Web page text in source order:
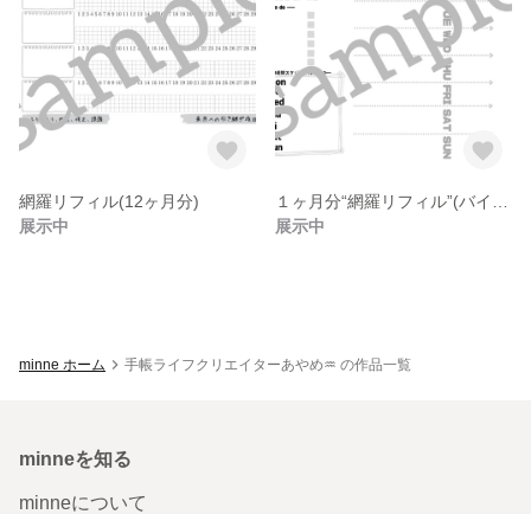
網羅リフィル(12ヶ月分)
展示中
展示中
minne ホーム 手帳ライフクリエイターあやめ♒ の作品一覧
minneを知る
minneについて